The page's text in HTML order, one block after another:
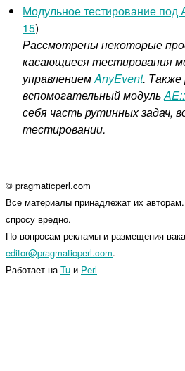
Модульное тестирование под
15)
Рассмотрены некоторые
касающиеся тестирования
управлениемAnyEvent.
вспомогательный модуль
себя часть рутинных задач,
тестировании.
© pragmaticperl.com
Все материалы принадлежат их
спросу вредно.
По вопросам рекламы и размещения
editor@pragmaticperl.com.
Работает на Tu и Perl